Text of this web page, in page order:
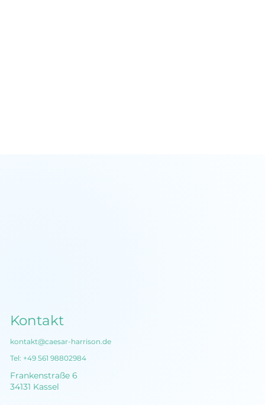
Kontakt
kontakt@caesar-harrison.de
Tel: +49 561 98802984
Frankenstraße 6
34131 Kassel